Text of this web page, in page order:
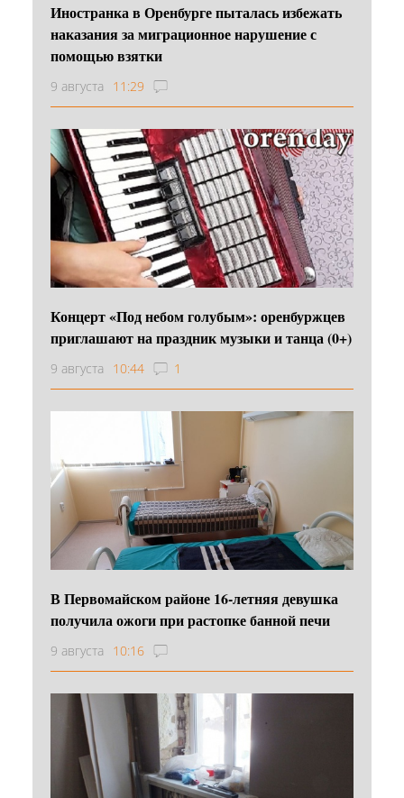
Иностранка в Оренбурге пыталась избежать
наказания за миграционное нарушение с
помощью взятки
9 августа 11:29
Концерт «Под небом голубым»: оренбуржцев
приглашают на праздник музыки и танца (0+)
9 августа 10:44 1
В Первомайском районе 16‑летняя девушка
получила ожоги при растопке банной печи
9 августа 10:16